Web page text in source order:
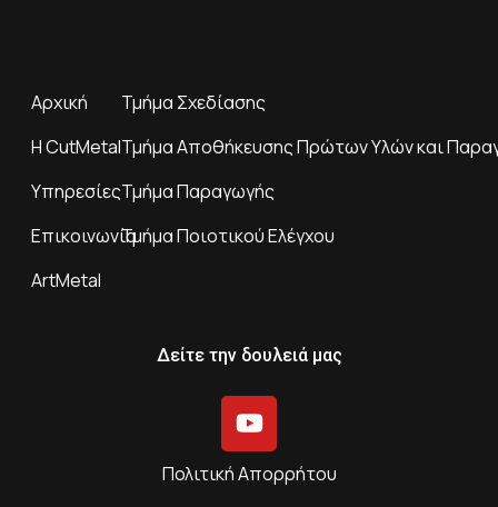
Αρχική
H CutMetal
Υπηρεσίες
Επικοινωνία
ArtMetal
Τμήμα Σχεδίασης
Τμήμα Αποθήκευσης Πρώτων Υλών και
Τμήμα Παραγωγής
Τμήμα Ποιοτικού Ελέγχου
Δείτε την δουλειά μας
Πολιτική Απορρήτου